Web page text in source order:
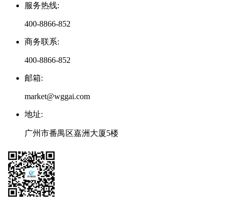
服务热线:
400-8866-852
商务联系:
400-8866-852
邮箱:
market@wggai.com
地址:
广州市番禺区嘉洲大厦5楼